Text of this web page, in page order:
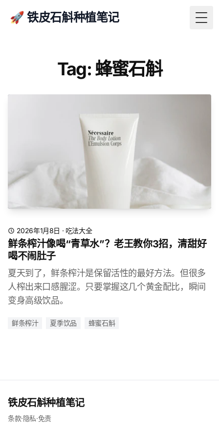
🚀 铁皮石斛种植笔记
Tag: 蜂蜜石斛
2026年1月8日 · 吃法大全
鲜条榨汁像喝“青草水”？老王教你3招，清甜好
喝不闹肚子
夏天到了，鲜条榨汁是保留活性的最好方法。但很多
人榨出来口感腥涩。只要掌握这几个黄金配比，瞬间
变身高级饮品。
鲜条榨汁 夏季饮品 蜂蜜石斛
铁皮石斛种植笔记
条款·隐私·免责